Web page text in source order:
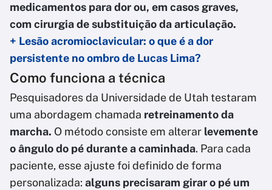
medicamentos para dor ou, em casos graves,
com cirurgia de substituição da articulação.
+ Lesão acromioclavicular: o que é a dor
persistente no ombro de Lucas Lima?
Como funciona a técnica
Pesquisadores da Universidade de Utah testaram
uma abordagem chamada retreinamento da
marcha. O método consiste em alterar levemente
o ângulo do pé durante a caminhada. Para cada
paciente, esse ajuste foi definido de forma
personalizada: alguns precisaram girar o pé um